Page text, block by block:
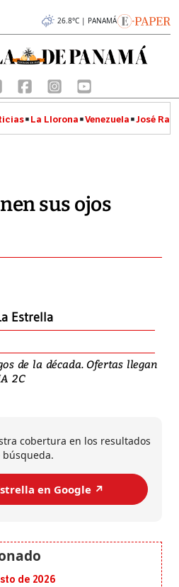
26.8°C | PANAMÁ
La Llorona Venezuela José
sus ojos
Estrella
de la década. Ofertas llegan
2C
cobertura en los resultados
búsqueda.
en Google ↗️
de 2026